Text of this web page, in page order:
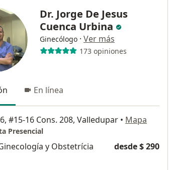
Dr. Jorge De Jesus
Cuenca Urbina
Ginecólogo · Ver más
173 opiniones
En línea
#15-16 Cons. 208, Valledupar • Mapa
Presencial
y Obstetrícia desde $ 290